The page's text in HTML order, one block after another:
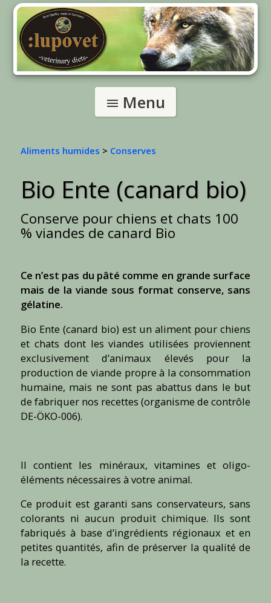
menu Menu
Aliments humides > Conserves
Bio Ente (canard bio)
Conserve pour chiens et chats 100
% viandes de canard Bio
Ce n’est pas du pâté comme en grande surface
mais de la viande sous format conserve, sans
gélatine.
Bio Ente (canard bio) est un aliment pour chiens
et chats dont les viandes utilisées proviennent
exclusivement d’animaux élevés pour la
production de viande propre à la consommation
humaine, mais ne sont pas abattus dans le but
de fabriquer nos recettes (organisme de contrôle
DE-ÖKO-006).
Il contient les minéraux, vitamines et oligo-
éléments nécessaires à votre animal.
Ce produit est garanti sans conservateurs, sans
colorants ni aucun produit chimique. Ils sont
fabriqués à base d’ingrédients régionaux et en
petites quantités, afin de préserver la qualité de
la recette.